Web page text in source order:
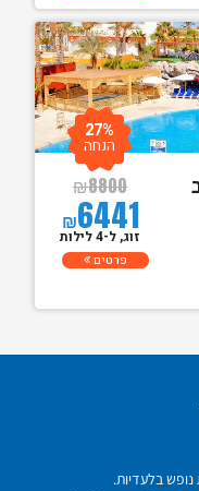
₪8800
₪6441
27%
הנחה
זוג, ל-4 לילות
פרטים
בלעדיות.